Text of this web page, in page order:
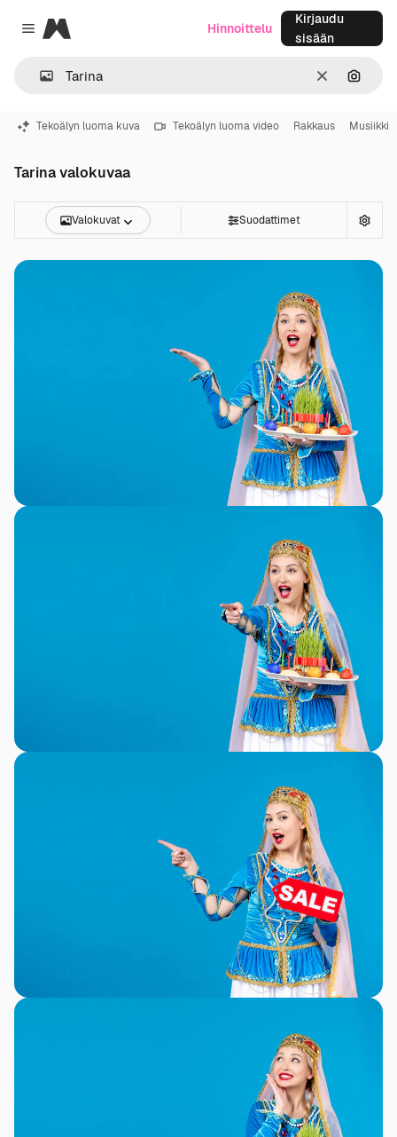
Close menu
Magnific
SelkeäHae
Hinnoittelu
Kirjaudu
sisään
Tekoälyn luoma kuva Tekoälyn luoma video Rakkaus Musiikki
Tarina valokuvaa
Valokuvat Suodattimet